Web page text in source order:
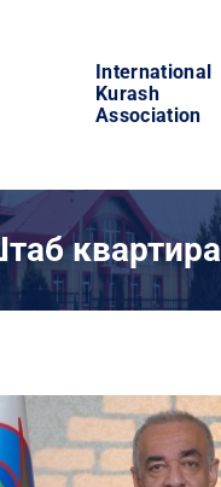
International
Kurash
Association
квартира